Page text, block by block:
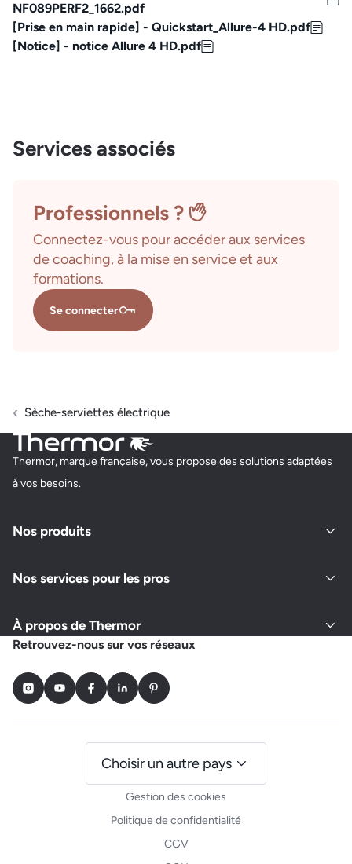
NF089PERF2_1662.pdf
[Prise en main rapide] - Quickstart_Allure-4 HD.pdf
[Notice] - notice Allure 4 HD.pdf
Services associés
Professionnels ?
Connectez-vous pour accéder aux services
de coaching, à la mise en service et aux
formations.
Se connecter
Sèche-serviettes électrique
Thermor, marque française, vous propose des solutions adaptées
à vos besoins.
Nos produits
Nos services pour les pros
À propos de Thermor
Retrouvez-nous sur vos réseaux
InstagramYoutubeFacebookLinkedInPinterest
Gestion des cookies
Politique de confidentialité
CGV
Choisir un autre pays